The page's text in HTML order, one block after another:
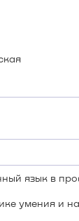
язык в
умения и